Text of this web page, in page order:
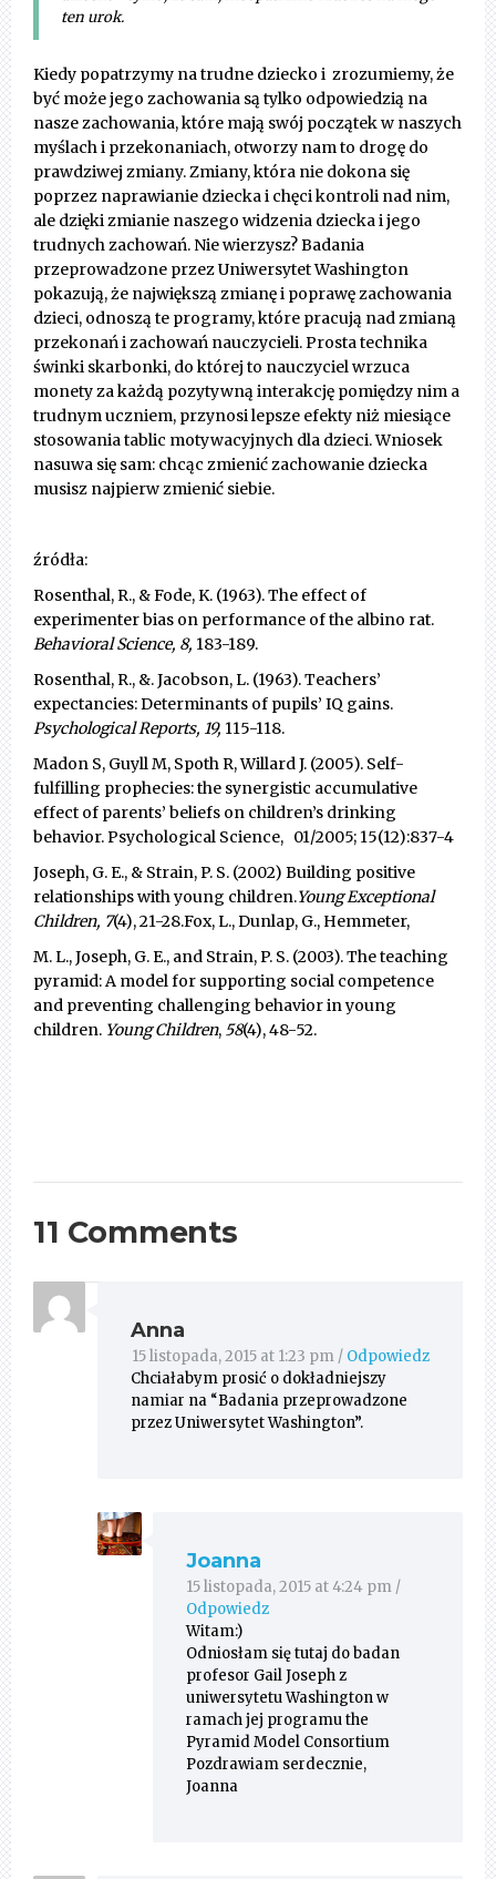
ten urok.
Kiedy popatrzymy na trudne dziecko i zrozumiemy, że
być może jego zachowania są tylko odpowiedzią na
nasze zachowania, które mają swój początek w naszych
myślach i przekonaniach, otworzy nam to drogę do
prawdziwej zmiany. Zmiany, która nie dokona się
poprzez naprawianie dziecka i chęci kontroli nad nim,
ale dzięki zmianie naszego widzenia dziecka i jego
trudnych zachowań. Nie wierzysz? Badania
przeprowadzone przez Uniwersytet Washington
pokazują, że największą zmianę i poprawę zachowania
dzieci, odnoszą te programy, które pracują nad zmianą
przekonań i zachowań nauczycieli. Prosta technika
świnki skarbonki, do której to nauczyciel wrzuca
monety za każdą pozytywną interakcję pomiędzy nim a
trudnym uczniem, przynosi lepsze efekty niż miesiące
stosowania tablic motywacyjnych dla dzieci. Wniosek
nasuwa się sam: chcąc zmienić zachowanie dziecka
musisz najpierw zmienić siebie.
źródła:
Rosenthal, R., & Fode, K. (1963). The effect of
experimenter bias on performance of the albino rat.
Behavioral Science, 8, 183-189.
Rosenthal, R., &. Jacobson, L. (1963). Teachers’
expectancies: Determinants of pupils’ IQ gains.
Psychological Reports, 19, 115-118.
Madon S, Guyll M, Spoth R, Willard J. (2005). Self-
fulfilling prophecies: the synergistic accumulative
effect of parents’ beliefs on children’s drinking
behavior. Psychological Science, 01/2005; 15(12):837-4
Joseph, G. E., & Strain, P. S. (2002) Building positive
relationships with young children.Young Exceptional
Children, 7(4), 21-28.Fox, L., Dunlap, G., Hemmeter,
M. L., Joseph, G. E., and Strain, P. S. (2003). The teaching
pyramid: A model for supporting social competence
and preventing challenging behavior in young
children. Young Children, 58(4), 48-52.
11 Comments
Anna
15 listopada, 2015 at 1:23 pm / Odpowiedz
Chciałabym prosić o dokładniejszy
namiar na “Badania przeprowadzone
przez Uniwersytet Washington”.
Joanna
15 listopada, 2015 at 4:24 pm /
Odpowiedz
Witam:)
Odniosłam się tutaj do badan
profesor Gail Joseph z
uniwersytetu Washington w
ramach jej programu the
Pyramid Model Consortium
Pozdrawiam serdecznie,
Joanna